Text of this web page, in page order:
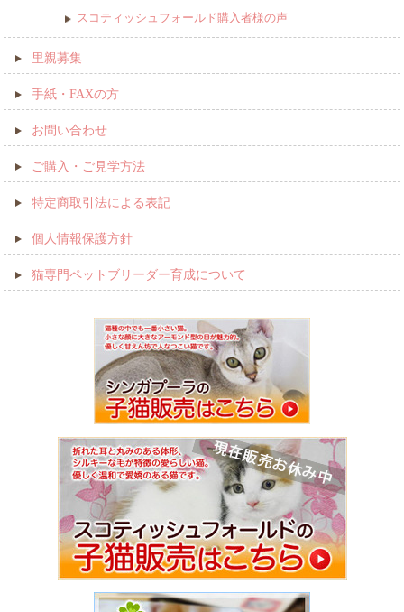
スコティッシュフォールド購入者様の声
里親募集
手紙・FAXの方
お問い合わせ
ご購入・ご見学方法
特定商取引法による表記
個人情報保護方針
猫専門ペットブリーダー育成について